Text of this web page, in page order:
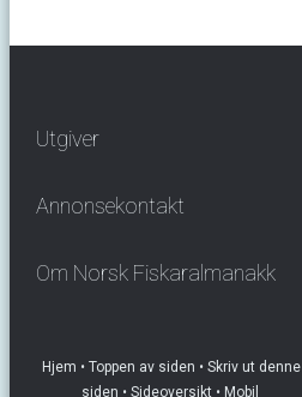
Utgiver
Annonsekontakt
Om Norsk Fiskaralmanakk
Hjem • Toppen av siden • Skriv ut denne
siden • Sideoversikt• Mobil